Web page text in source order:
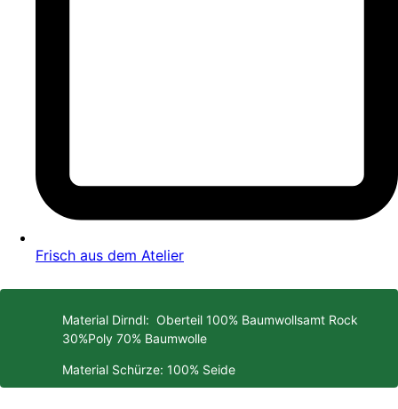
Frisch aus dem Atelier
Material Dirndl: Oberteil 100% Baumwollsamt Rock
30%Poly 70% Baumwolle
Material Schürze: 100% Seide